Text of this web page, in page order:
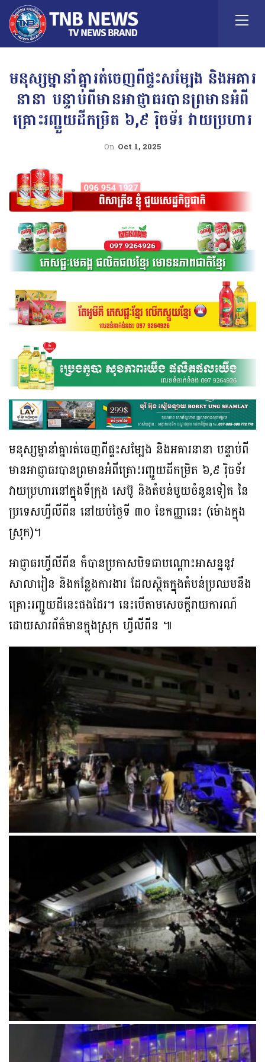
មនុស្សម្នានាំគ្នារត់ចេញពីផ្ទះសម្បែង និងអគារ
នានា បន្ទាប់ពីមានអាជ្ញាធរបានព្រមានអំពី
គ្រោះរញ្ជួយដីកម្រិត ៦,៩ រ៉ិចទ័រ វាយប្រហារ
On Oct 1, 2025
មនុស្សម្នានាំគ្នារត់ចេញពីផ្ទះសម្បែង និងអគារនានា បន្ទាប់ពី
មានអាជ្ញាធរបានព្រមានអំពីគ្រោះរញ្ជួយដីកម្រិត ៦,៩ រ៉ិចទ័រ
វាយប្រហារនៅក្នុងទីក្រុង សេប៊ូ និងតំបន់មួយចំនួនទៀត នៃ
ប្រទេសហ្វីលីពីន នៅយប់ថ្ងៃទី ៣០ ខែកញ្ញានេះ (ម៉ោងក្នុង
ស្រុក)។
អាជ្ញាធរហ្វីលីពីន ក៏បានប្រកាសបិទជាបណ្ដោះអាសន្ននូវ
សាលារៀន និងកន្លែងការងារ ដែលស្ថិតក្នុងតំបន់ប្រឈមនឹង
គ្រោះរញ្ជួយដីនេះផងដែរ។ នេះបើតាមសេចក្ដីរាយការណ៍
ដោយសារព័ត៌មានក្នុងស្រុក ហ្វីលីពីន ៕